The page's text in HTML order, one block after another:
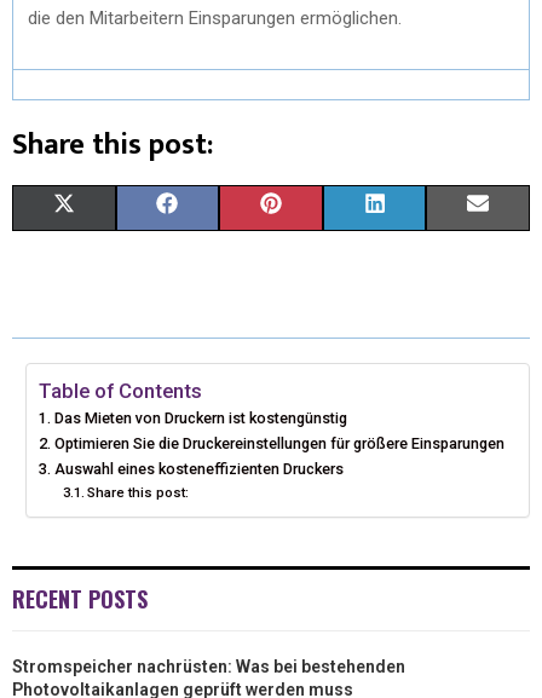
die den Mitarbeitern Einsparungen ermöglichen.
Share this post:
W
T
T
E
E
B
O
O
K
T
R
E
S
K
N
I
Table of Contents
Das Mieten von Druckern ist kostengünstig
Optimieren Sie die Druckereinstellungen für größere Einsparungen
Auswahl eines kosteneffizienten Druckers
Share this post:
RECENT POSTS
Stromspeicher nachrüsten: Was bei bestehenden
Photovoltaikanlagen geprüft werden muss